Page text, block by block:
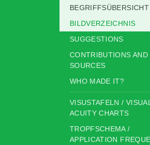
BEGRIFFSÜBERSICHT
BILDVERZEICHNIS
SUGGESTIONS
CONTRIBUTIONS AND
SOURCES
WHO MADE IT?
VISUSTAFELN / VISUAL
ACUITY CHARTS
TROPFSCHEMA /
APPLICATION